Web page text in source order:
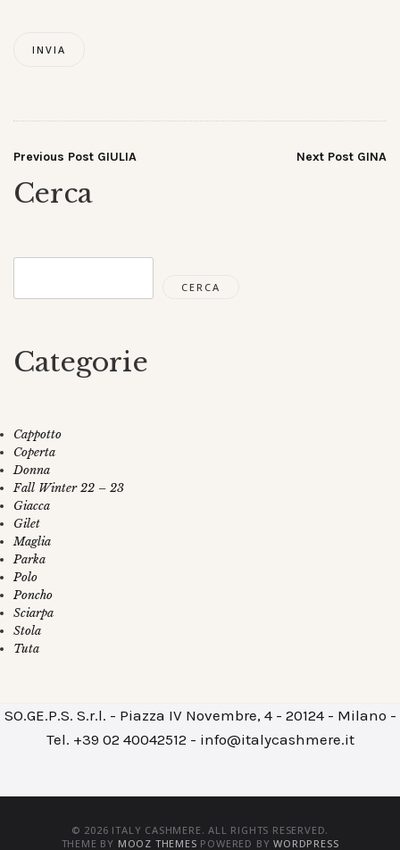
Navigazione
articoli
Previous Post GIULIA Next Post GINA
Cerca
CERCA
Categorie
Cappotto
Coperta
Donna
Fall Winter 22 – 23
Giacca
Gilet
Maglia
Parka
Polo
Poncho
Sciarpa
Stola
Tuta
SO.GE.P.S. S.r.l. - Piazza IV Novembre, 4 - 20124 - Milano -
Tel. +39 02 40042512 - info@italycashmere.it
© 2026 ITALY CASHMERE. ALL RIGHTS RESERVED.
THEME BY MOOZ THEMES POWERED BYWORDPRESS